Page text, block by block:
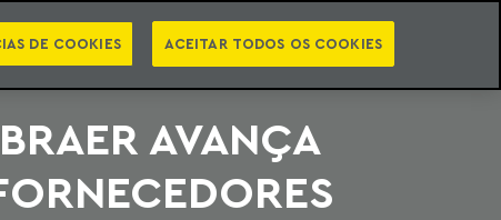
NEWSLETTER VIDEOCASTS PT EN CATEGORIAS
AVANÇA
DE COOKIES ACEITAR TODOS OS COOKIES